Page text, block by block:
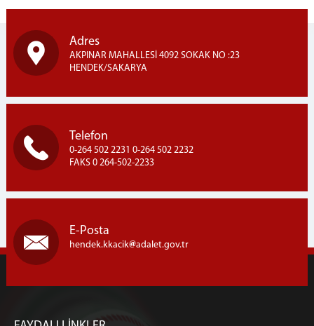
Adres
AKPINAR MAHALLESİ 4092 SOKAK NO :23
HENDEK/SAKARYA
Telefon
0-264 502 2231 0-264 502 2232
FAKS 0 264-502-2233
E-Posta
hendek.kkacik adalet.gov.tr